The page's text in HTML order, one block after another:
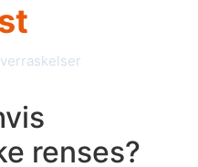
renses?